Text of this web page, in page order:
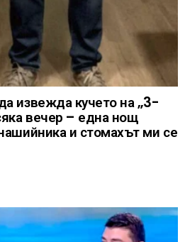
извежда кучето на „3-
вечер – една нощ
и стомахът ми се